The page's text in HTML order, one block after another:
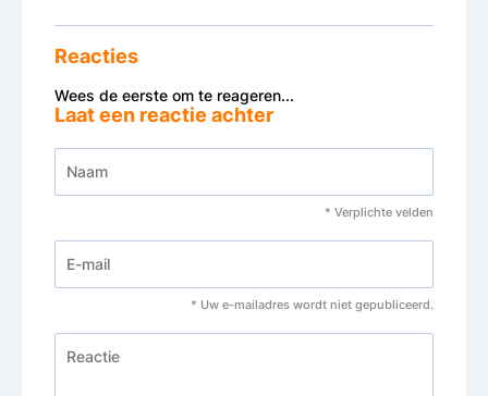
Reacties
Wees de eerste om te reageren...
Laat een reactie achter
* Verplichte velden
* Uw e-mailadres wordt niet gepubliceerd.